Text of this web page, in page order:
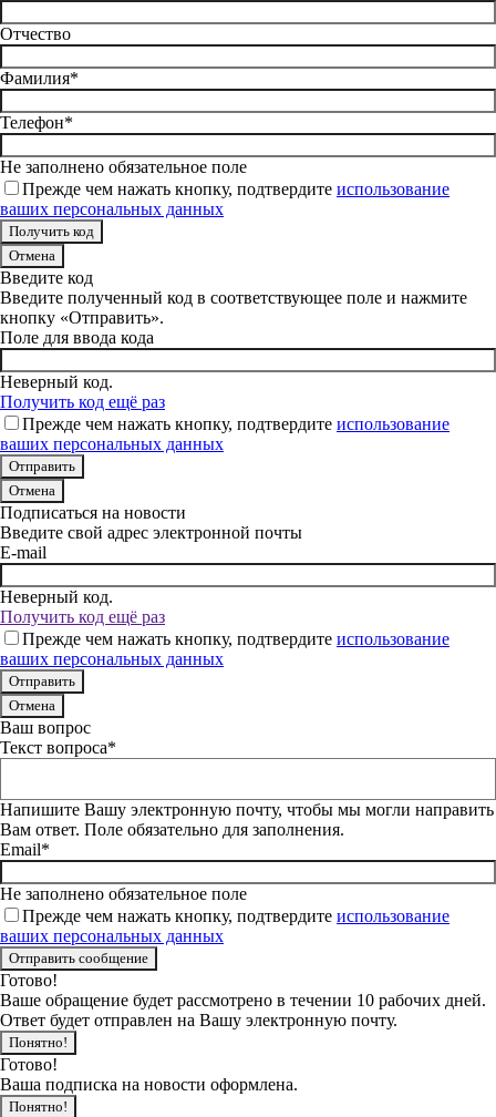
Отчество
Фамилия*
Телефон*
Не заполнено обязательное поле
Прежде чем нажать кнопку, подтвердите использование
ваших персональных данных
Отмена
Введите код
Введите полученный код в соответствующее поле и нажмите
кнопку «Отправить».
Поле для ввода кода
Неверный код.
Получить код ещё раз
Прежде чем нажать кнопку, подтвердите использование
ваших персональных данных
Отмена
Подписаться на новости
Введите свой адрес электронной почты
E-mail
Неверный код.
Получить код ещё раз
Прежде чем нажать кнопку, подтвердите использование
ваших персональных данных
Отмена
Ваш вопрос
Текст вопроса*
Напишите Вашу электронную почту, чтобы мы могли направить
Вам ответ. Поле обязательно для заполнения.
Email*
Не заполнено обязательное поле
Прежде чем нажать кнопку, подтвердите использование
ваших персональных данных
Готово!
Ваше обращение будет рассмотрено в течении 10 рабочих дней.
Ответ будет отправлен на Вашу электронную почту.
Понятно!
Готово!
Ваша подписка на новости оформлена.
Понятно!